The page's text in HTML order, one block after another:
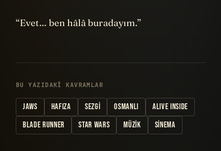
“Evet… ben hâlâ buradayım.”
BU YAZIDAKI KAVRAMLAR
JAWS HAFIZA SEZGI OSMANLI
ALIVE INSIDE
BLADE RUNNER
STAR WARS MÜZIK SINEMA